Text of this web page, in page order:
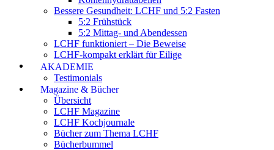
Bessere Gesundheit: LCHF und 5:2 Fasten
5:2 Frühstück
5:2 Mittag- und Abendessen
LCHF funktioniert – Die Beweise
LCHF-kompakt erklärt für Eilige
AKADEMIE
Testimonials
Magazine & Bücher
Übersicht
LCHF Magazine
LCHF Kochjournale
Bücher zum Thema LCHF
Bücherbummel